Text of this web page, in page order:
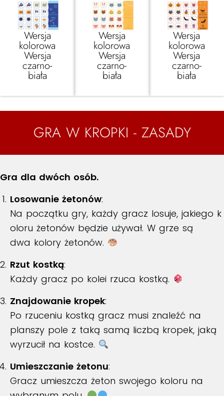
Wersja
kolorowa
Wersja
czarno-
biała
Wersja
kolorowa
Wersja
czarno-
biała
Wersja
kolorowa
Wersja
czarno-
biała
GRA W KROPKI - ZASADY
Gra dla dwóch osób.
Losowanie żetonów:
Na początku gry, każdy gracz losuje, jakiego k
oloru żetonów będzie używał. W grze są
dwa kolory żetonów.
Rzut kostką:
Każdy gracz po kolei rzuca kostką.
Znajdowanie kropek:
Po rzuceniu kostką gracz musi znaleźć na
planszy pole z taką samą liczbą kropek, jaką
wyrzucił na kostce.
Umieszczanie żetonu:
Gracz umieszcza żeton swojego koloru na